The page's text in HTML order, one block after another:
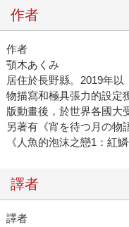
作者
作者
顎木あくみ
居住於長野縣。2019年
物描寫和極具張力的設定
版動畫後，於世界各國大
另著有《宵を待つ月の物
《人魚的泡沫之戀1：紅
譯者
譯者